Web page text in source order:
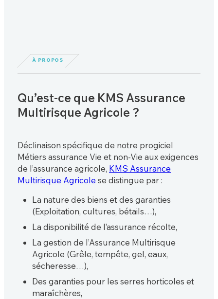
À PROPOS
Qu’est-ce que KMS Assurance
Multirisque Agricole ?
Déclinaison spécifique de notre progiciel
Métiers assurance Vie et non-Vie aux exigences
de l’assurance agricole, KMS Assurance
Multirisque Agricole se distingue par :
La nature des biens et des garanties
(Exploitation, cultures, bétails…),
La disponibilité de l’assurance récolte,
La gestion de l’Assurance Multirisque
Agricole (Grêle, tempête, gel, eaux,
sécheresse…),
Des garanties pour les serres horticoles et
maraîchères,